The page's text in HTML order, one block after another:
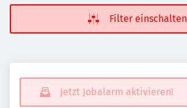
Filter einschalten
Jetzt Jobalarm aktivieren!